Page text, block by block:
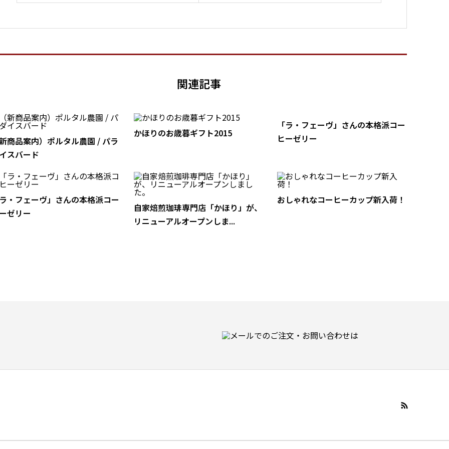
関連記事
新商品案内）ポルタル農園 / パラ
スバード
かほりのお歳暮ギフト2015
「ラ・フェーヴ」さんの本格派コー
ヒーゼリー
ラ・フェーヴ」さんの本格派コー
ゼリー
自家焙煎珈琲専門店「かほり」が、
リニューアルオープンしま...
おしゃれなコーヒーカップ新入荷！